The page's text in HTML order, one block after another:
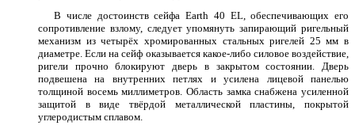
В числе достоинств сейфа Earth 40 EL, обеспечивающих его
сопротивление взлому, следует упомянуть запирающий ригельный
механизм из четырёх хромированных стальных ригелей 25 мм в
диаметре. Если на сейф оказывается какое-либо силовое воздействие,
ригели прочно блокируют дверь в закрытом состоянии. Дверь
подвешена на внутренних петлях и усилена лицевой панелью
толщиной восемь миллиметров. Область замка снабжена усиленной
защитой в виде твёрдой металлической пластины, покрытой
углеродистым сплавом.